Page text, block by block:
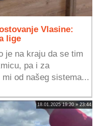
Vlasine:
lige
je na kraju da se tim
pa i za
od našeg sistema...
18.01.2025 19:20 » 23:44